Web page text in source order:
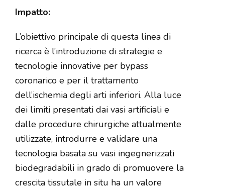
Impatto:
L’obiettivo principale di questa linea di
ricerca è l’introduzione di strategie e
tecnologie innovative per bypass
coronarico e per il trattamento
dell’ischemia degli arti inferiori. Alla luce
dei limiti presentati dai vasi artificiali e
dalle procedure chirurgiche attualmente
utilizzate, introdurre e validare una
tecnologia basata su vasi ingegnerizzati
biodegradabili in grado di promuovere la
crescita tissutale in situ ha un valore